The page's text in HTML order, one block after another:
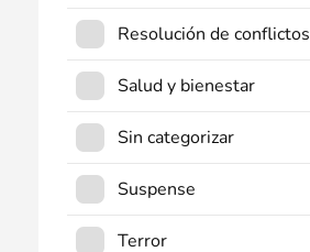
Resolución de conflictos
Salud y bienestar
Sin categorizar
Suspense
Terror